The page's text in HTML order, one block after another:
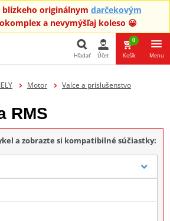
originálnym darčekovým
a nevymýšľaj koleso 😀
Hľadať
Hľadať Účet
0
Košík Menu
Motor
Valce a príslušenstvo
RMS
a zobrazte si kompatibilné súčiastky: